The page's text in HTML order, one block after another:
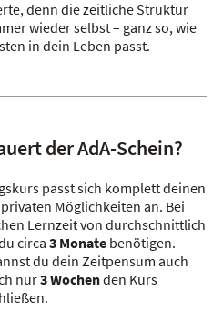
denn die zeitliche Struktur
wieder selbst – ganz so, wie
in dein Leben passt.
der AdA-Schein?
passt sich komplett deinen
Möglichkeiten an. Bei
Lernzeit von durchschnittlich
circa 3 Monatebenötigen.
du dein Zeitpensum auch
nur3 Wochenden Kurs